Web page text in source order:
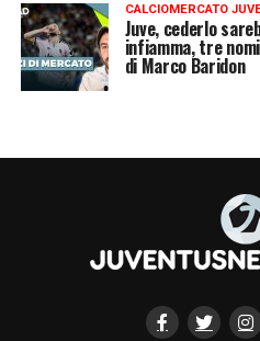
CALCIOMERCATO
Juve, cederlo
infiamma, tre
di Marco Baridon